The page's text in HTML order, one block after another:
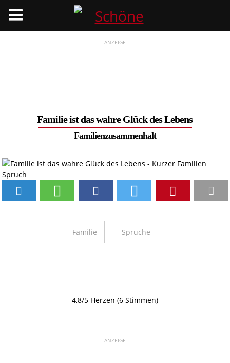
ANZEIGE
Familie ist das wahre Glück des Lebens
Familienzusammenhalt
Familie Sprüche
4,8/5 Herzen (6 Stimmen)
ANZEIGE